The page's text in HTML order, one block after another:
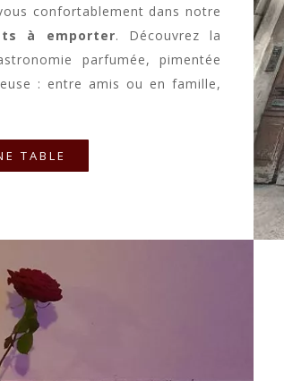
confortablement dans notre
à emporter. Découvrez la
parfumée, pimentée
: entre amis ou en famille,
TABLE